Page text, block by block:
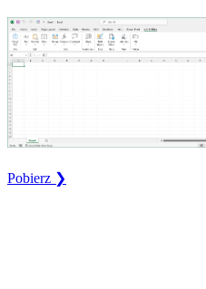
Pobierz ❯